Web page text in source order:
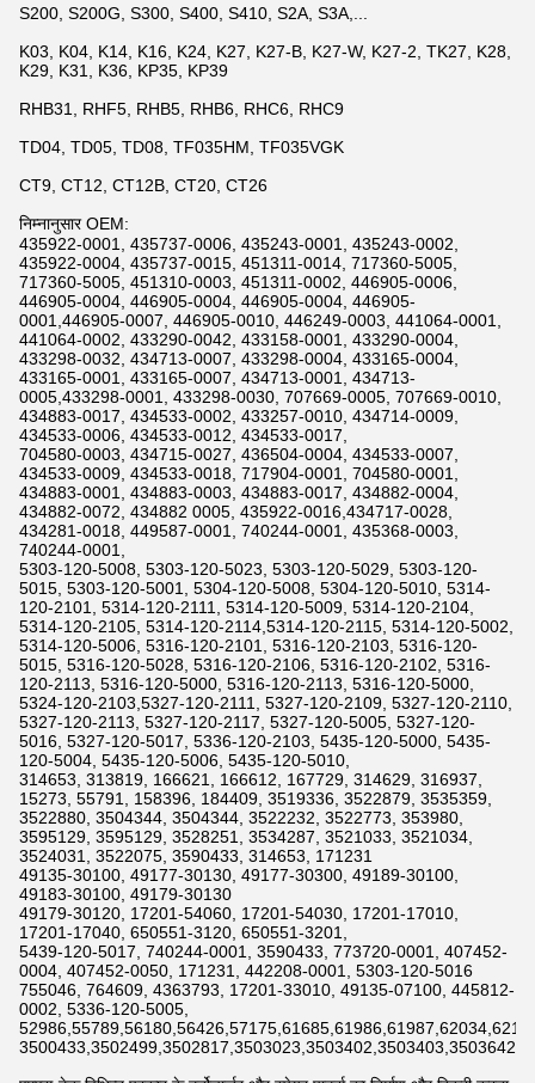
S200, S200G, S300, S400, S410, S2A, S3A,...
K03, K04, K14, K16, K24, K27, K27-B, K27-W, K27-2, TK27, K28,
K29, K31, K36, KP35, KP39
RHB31, RHF5, RHB5, RHB6, RHC6, RHC9
TD04, TD05, TD08, TF035HM, TF035VGK
CT9, CT12, CT12B, CT20, CT26
निम्नानुसार OEM:
435922-0001, 435737-0006, 435243-0001, 435243-0002,
435922-0004, 435737-0015, 451311-0014, 717360-5005,
717360-5005, 451310-0003, 451311-0002, 446905-0006,
446905-0004, 446905-0004, 446905-0004, 446905-
0001,446905-0007, 446905-0010, 446249-0003, 441064-0001,
441064-0002, 433290-0042, 433158-0001, 433290-0004,
433298-0032, 434713-0007, 433298-0004, 433165-0004,
433165-0001, 433165-0007, 434713-0001, 434713-
0005,433298-0001, 433298-0030, 707669-0005, 707669-0010,
434883-0017, 434533-0002, 433257-0010, 434714-0009,
434533-0006, 434533-0012, 434533-0017,
704580-0003, 434715-0027, 436504-0004, 434533-0007,
434533-0009, 434533-0018, 717904-0001, 704580-0001,
434883-0001, 434883-0003, 434883-0017, 434882-0004,
434882-0072, 434882 0005, 435922-0016,434717-0028,
434281-0018, 449587-0001, 740244-0001, 435368-0003,
740244-0001,
5303-120-5008, 5303-120-5023, 5303-120-5029, 5303-120-
5015, 5303-120-5001, 5304-120-5008, 5304-120-5010, 5314-
120-2101, 5314-120-2111, 5314-120-5009, 5314-120-2104,
5314-120-2105, 5314-120-2114,5314-120-2115, 5314-120-5002,
5314-120-5006, 5316-120-2101, 5316-120-2103, 5316-120-
5015, 5316-120-5028, 5316-120-2106, 5316-120-2102, 5316-
120-2113, 5316-120-5000, 5316-120-2113, 5316-120-5000,
5324-120-2103,5327-120-2111, 5327-120-2109, 5327-120-2110,
5327-120-2113, 5327-120-2117, 5327-120-5005, 5327-120-
5016, 5327-120-5017, 5336-120-2103, 5435-120-5000, 5435-
120-5004, 5435-120-5006, 5435-120-5010,
314653, 313819, 166621, 166612, 167729, 314629, 316937,
15273, 55791, 158396, 184409, 3519336, 3522879, 3535359,
3522880, 3504344, 3504344, 3522232, 3522773, 353980,
3595129, 3595129, 3528251, 3534287, 3521033, 3521034,
3524031, 3522075, 3590433, 314653, 171231
49135-30100, 49177-30130, 49177-30300, 49189-30100,
49183-30100, 49179-30130
49179-30120, 17201-54060, 17201-54030, 17201-17010,
17201-17040, 650551-3120, 650551-3201,
5439-120-5017, 740244-0001, 3590433, 773720-0001, 407452-
0004, 407452-0050, 171231, 442208-0001, 5303-120-5016
755046, 764609, 4363793, 17201-33010, 49135-07100, 445812-
0002, 5336-120-5005,